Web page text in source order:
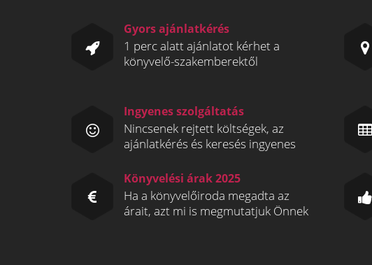
Gyors ajánlatkérés
1 perc alatt ajánlatot kérhet a
könyvelő-szakemberektől
Ingyenes szolgáltatás
Nincsenek rejtett költségek, az
ajánlatkérés és keresés ingyenes
Könyvelési árak 2025
Ha a könyvelőiroda megadta az
árait, azt mi is megmutatjuk Önnek